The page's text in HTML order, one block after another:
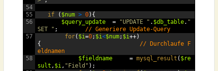
54
55
56
57
58
if ( $num > 0){
$query_update
= "UPDATE " . $db_table. "
SET " ;
// Generiere Update-Query
for( $i=0; $i<$num; $i++)
{
// Durchlaufe F
eldnamen
$fieldname
= mysql_result ( $re
sult , $i, "Field" );